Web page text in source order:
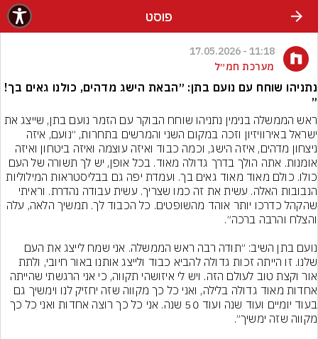
פוסט
11:18 - 17.05.2026
מערכת חמ״ל
נתניהו שוחח עם נועם בתן: ״הבאת הישג מדהים, כולנו גאים בך!
״
כולו. כולם מאוד מאוד גאים בך. ועמדת יפה גם בבליסטראות המילוליות